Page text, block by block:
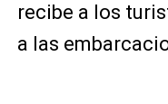
recibe a los
a las